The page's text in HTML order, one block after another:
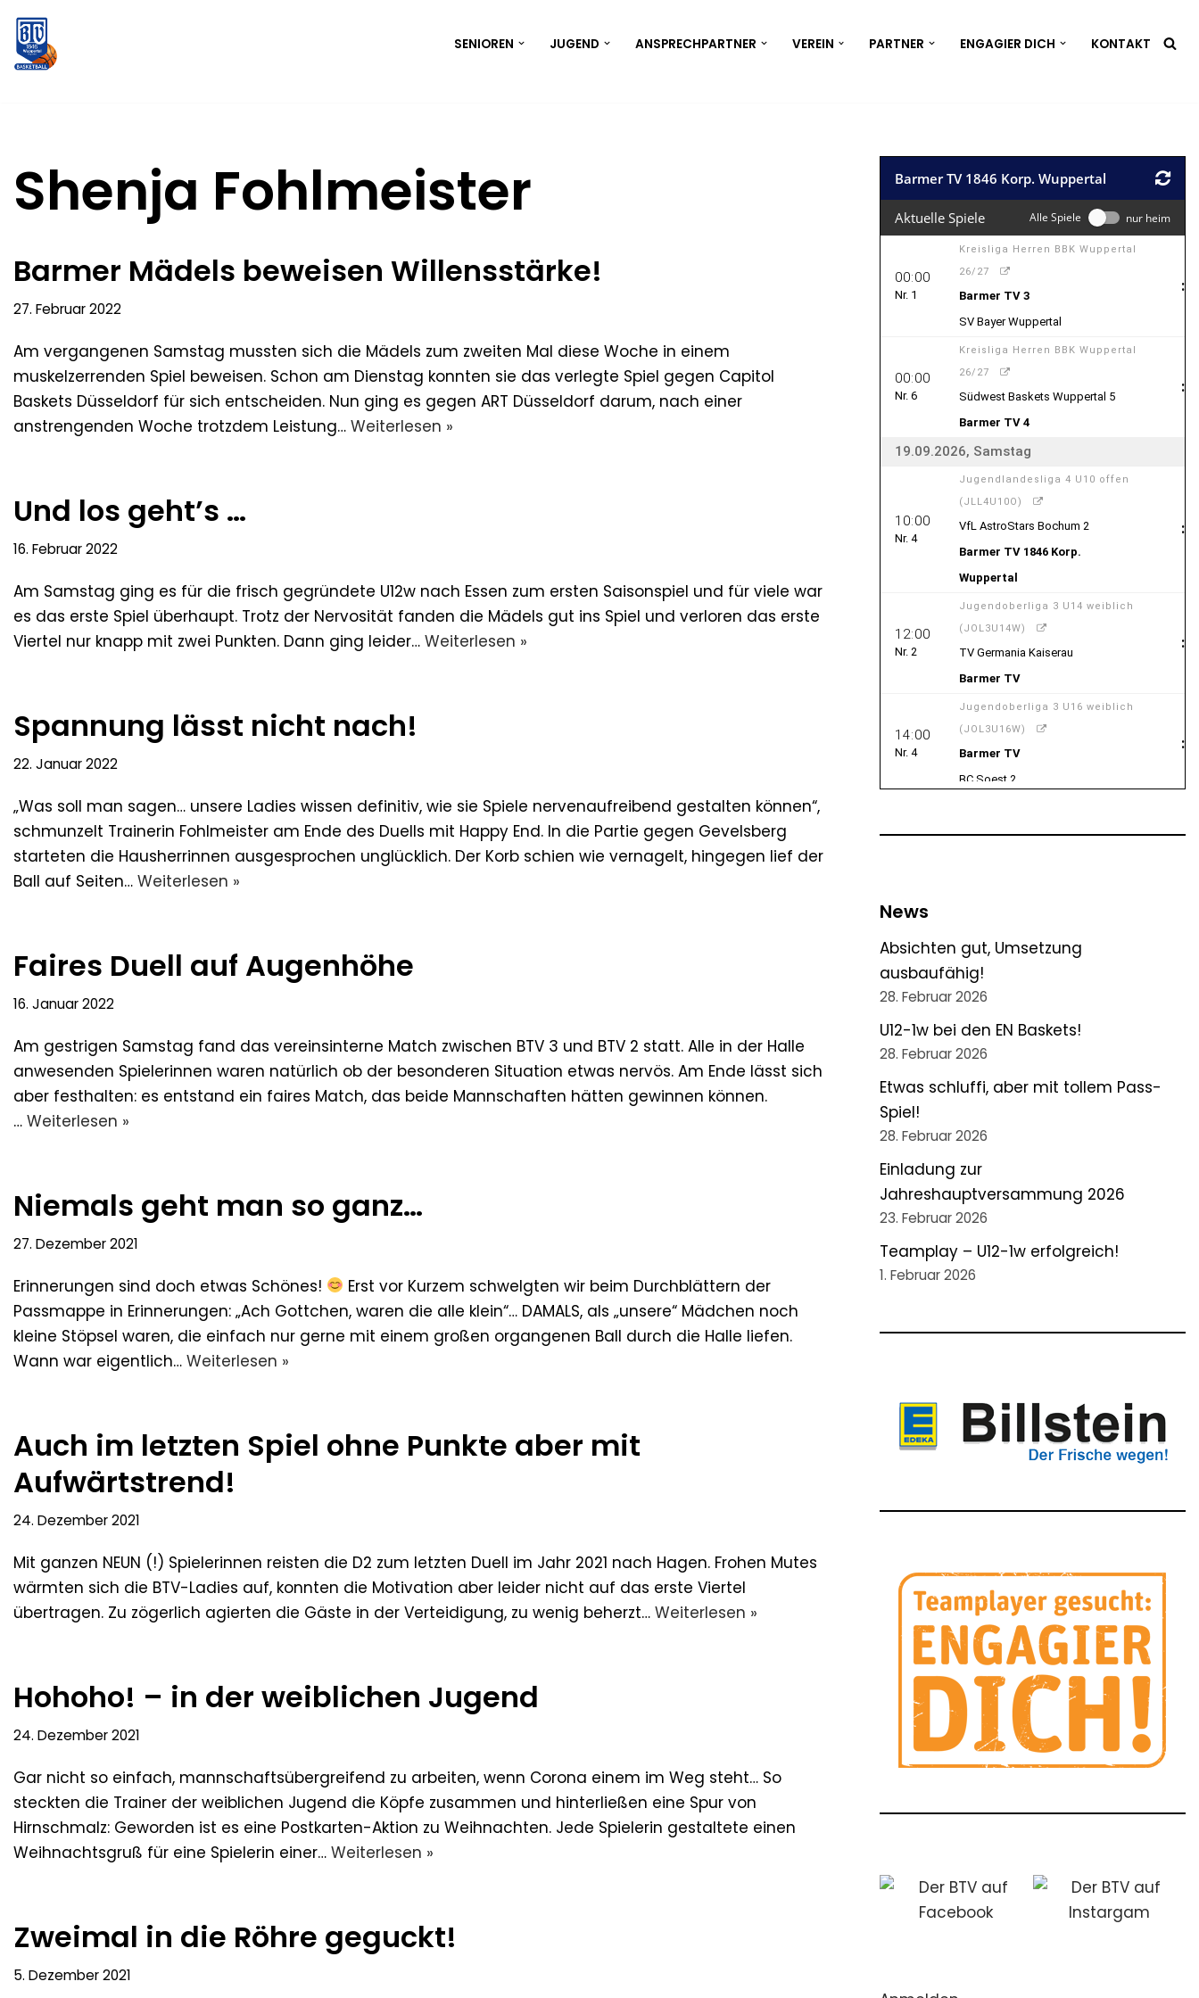
Zum
Inhalt
SENIOREN JUGEND ANSPRECHPARTNER VEREIN PARTNER ENGAGIER DICH KONTAKT
Shenja Fohlmeister
Barmer Mädels beweisen Willensstärke!
27. Februar 2022
Am vergangenen Samstag mussten sich die Mädels zum zweiten Mal diese Woche in einem
muskelzerrenden Spiel beweisen. Schon am Dienstag konnten sie das verlegte Spiel gegen Capitol
Baskets Düsseldorf für sich entscheiden. Nun ging es gegen ART Düsseldorf darum, nach einer
anstrengenden Woche trotzdem Leistung… Weiterlesen »
Und los geht’s …
16. Februar 2022
Am Samstag ging es für die frisch gegründete U12w nach Essen zum ersten Saisonspiel und für viele war
es das erste Spiel überhaupt. Trotz der Nervosität fanden die Mädels gut ins Spiel und verloren das erste
Viertel nur knapp mit zwei Punkten. Dann ging leider… Weiterlesen »
Spannung lässt nicht nach!
22. Januar 2022
„Was soll man sagen… unsere Ladies wissen definitiv, wie sie Spiele nervenaufreibend gestalten können“,
schmunzelt Trainerin Fohlmeister am Ende des Duells mit Happy End. In die Partie gegen Gevelsberg
starteten die Hausherrinnen ausgesprochen unglücklich. Der Korb schien wie vernagelt, hingegen lief der
Ball auf Seiten… Weiterlesen »
Faires Duell auf Augenhöhe
16. Januar 2022
Am gestrigen Samstag fand das vereinsinterne Match zwischen BTV 3 und BTV 2 statt. Alle in der Halle
anwesenden Spielerinnen waren natürlich ob der besonderen Situation etwas nervös. Am Ende lässt sich
aber festhalten: es entstand ein faires Match, das beide Mannschaften hätten gewinnen können.
… Weiterlesen »
Niemals geht man so ganz…
27. Dezember 2021
Erinnerungen sind doch etwas Schönes!
Erst vor Kurzem schwelgten wir beim Durchblättern der
Passmappe in Erinnerungen: „Ach Gottchen, waren die alle klein“… DAMALS, als „unsere“ Mädchen noch
kleine Stöpsel waren, die einfach nur gerne mit einem großen organgenen Ball durch die Halle liefen.
Wann war eigentlich… Weiterlesen »
Auch im letzten Spiel ohne Punkte aber mit
Aufwärtstrend!
24. Dezember 2021
Mit ganzen NEUN (!) Spielerinnen reisten die D2 zum letzten Duell im Jahr 2021 nach Hagen. Frohen Mutes
wärmten sich die BTV-Ladies auf, konnten die Motivation aber leider nicht auf das erste Viertel
übertragen. Zu zögerlich agierten die Gäste in der Verteidigung, zu wenig beherzt… Weiterlesen »
Hohoho! – in der weiblichen Jugend
24. Dezember 2021
Gar nicht so einfach, mannschaftsübergreifend zu arbeiten, wenn Corona einem im Weg steht… So
steckten die Trainer der weiblichen Jugend die Köpfe zusammen und hinterließen eine Spur von
Hirnschmalz: Geworden ist es eine Postkarten-Aktion zu Weihnachten. Jede Spielerin gestaltete einen
Weihnachtsgruß für eine Spielerin einer… Weiterlesen »
Zweimal in die Röhre geguckt!
5. Dezember 2021
News
Absichten gut, Umsetzung
ausbaufähig!
28. Februar 2026
U12-1w bei den EN Baskets!
28. Februar 2026
Etwas schluffi, aber mit tollem Pass-
Spiel!
28. Februar 2026
Einladung zur
Jahreshauptversammung 2026
23. Februar 2026
Teamplay – U12-1w erfolgreich!
1. Februar 2026